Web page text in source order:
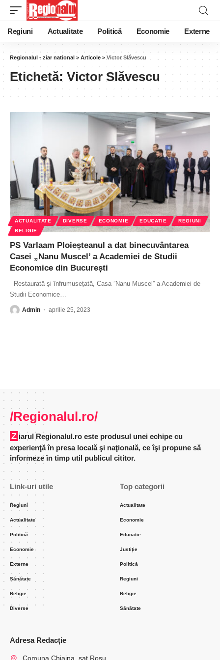
Regiuni Actualitate Politică Economie Externe
Regionalul - ziar national > Articole > Victor Slăvescu
Etichetă: Victor Slăvescu
ACTUALITATE DIVERSE ECONOMIE EDUCATIE
REGIUNI
RELIGIE
PS Varlaam Ploieșteanul a dat binecuvântarea
Casei „Nanu Muscel’ a Academiei de Studii
Economice din București
Restaurată și înfrumusețată, Casa ”Nanu Muscel” a Academiei de
Studii Economice
Admin aprilie 25, 2023
/Regionalul.ro/
Ziarul Regionalul.ro este produsul unei echipe cu
experienţă în presa locală şi naţională, ce îşi propune să
informeze în timp util publicul cititor.
Link-uri utile
Regiuni
Actualitate
Politică
Economie
Externe
Sănătate
Religie
Diverse
Top categorii
Actualitate
Economie
Educatie
Justiție
Politică
Regiuni
Religie
Sănătate
Adresa Redacție
Comuna Chiajna, sat Rosu